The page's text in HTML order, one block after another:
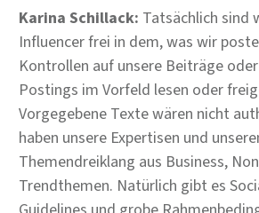
Karina Schillack: Tatsächlich sind
Influencer frei in dem, was wir
Kontrollen auf unsere Beiträge
Postings im Vorfeld lesen oder
Vorgegebene Texte wären nicht
haben unsere Expertisen und
Themendreiklang aus Business,
Trendthemen. Natürlich gibt es